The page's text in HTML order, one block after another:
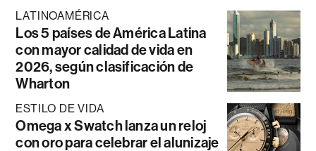
LATINOAMÉRICA
Los 5 países de América Latina
con mayor calidad de vida en
2026, según clasificación de
Wharton
ESTILO DE VIDA
Omega x Swatch lanza un reloj
con oro para celebrar el alunizaje